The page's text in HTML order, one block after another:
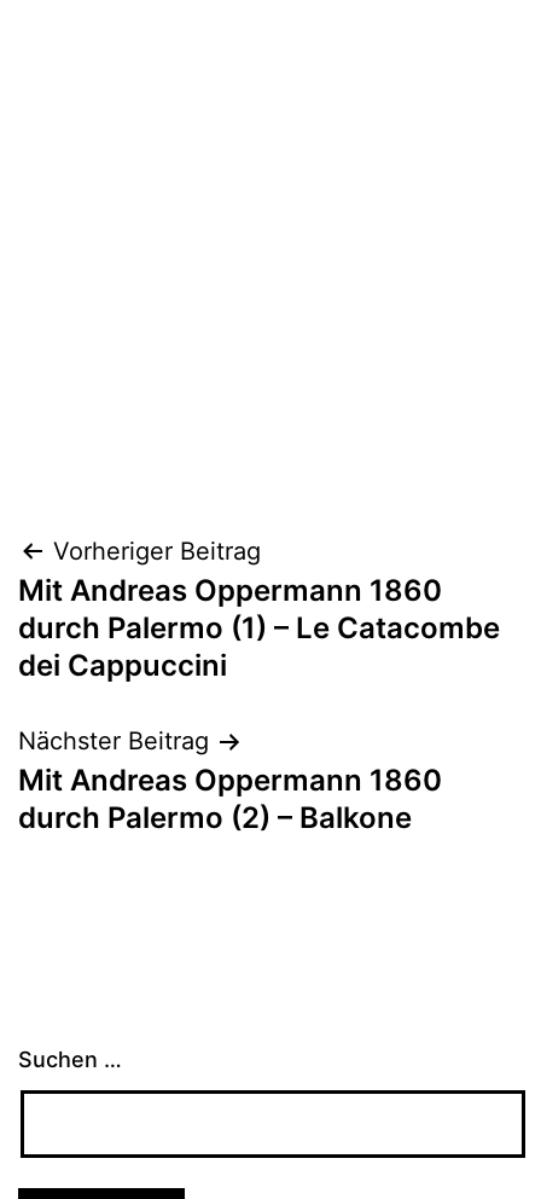
Beitragsnavigation
Vorheriger Beitrag
Mit Andreas Oppermann 1860
durch Palermo (1) – Le Catacombe
dei Cappuccini
Nächster Beitrag
Mit Andreas Oppermann 1860
durch Palermo (2) – Balkone
Suchen …